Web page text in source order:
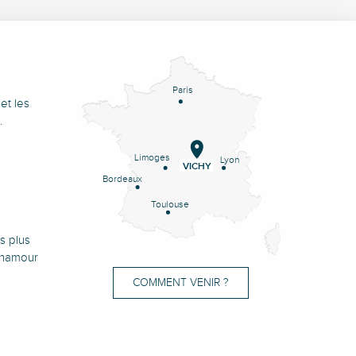
les
plus
Paris
Lyon
Limoges
Bordeaux
Toulouse
VICHY
COMMENT VENIR ?